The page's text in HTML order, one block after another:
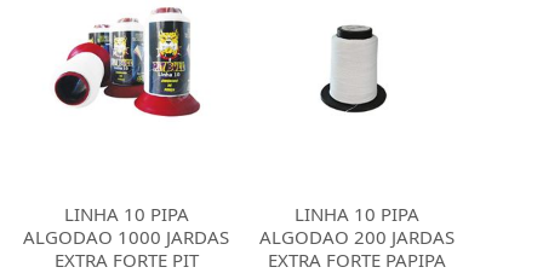
LINHA 10 PIPA
ALGODAO 1000 JARDAS
EXTRA FORTE PIT
LINHA 10 PIPA
ALGODAO 200 JARDAS
EXTRA FORTE PAPIPA